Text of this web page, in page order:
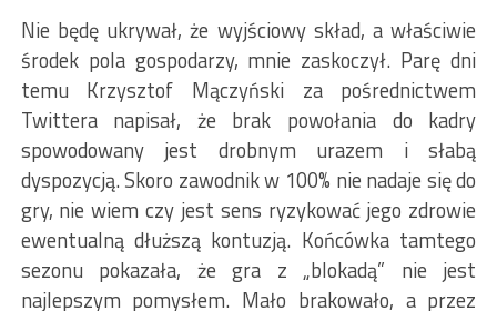
Nie będę ukrywał, że wyjściowy skład, a właściwie
środek pola gospodarzy, mnie zaskoczył. Parę dni
temu Krzysztof Mączyński za pośrednictwem
Twittera napisał, że brak powołania do kadry
spowodowany jest drobnym urazem i słabą
dyspozycją. Skoro zawodnik w 100% nie nadaje się do
gry, nie wiem czy jest sens ryzykować jego zdrowie
ewentualną dłuższą kontuzją. Końcówka tamtego
sezonu pokazała, że gra z „blokadą” nie jest
najlepszym pomysłem. Mało brakowało, a przez